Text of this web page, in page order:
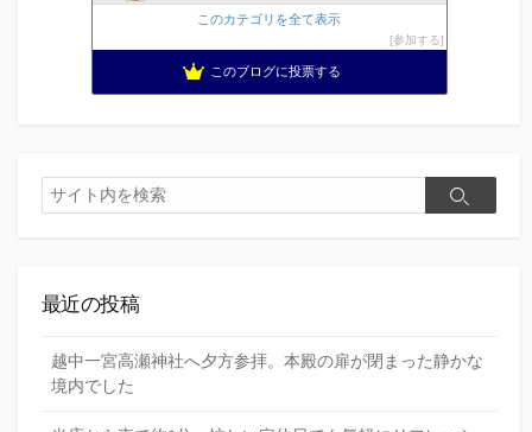
このカテゴリを全て表示
参加する
このブログに投票する
検
索
検
最近の投稿
越中一宮高瀬神社へ夕方参拝。本殿の扉が閉まった静かな
境内でした